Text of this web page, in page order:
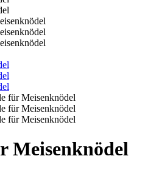
Meisenknödel